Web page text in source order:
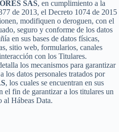
SAS, en cumplimiento a la
de 2013, el Decreto 1074 de 2015
modifiquen o deroguen, con el
seguro y conforme de los datos
en sus bases de datos físicas,
sitio web, formularios, canales
con los Titulares.
los mecanismos para garantizar
los datos personales tratados por
, los cuales se encuentran en sus
el fin de garantizar a los titulares un
al Hábeas Data.